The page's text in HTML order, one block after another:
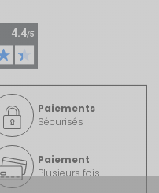
Paiements
Sécurisés
Paiement
Plusieurs fois